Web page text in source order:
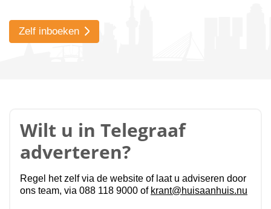
Zelf inboeken
Wilt u in Telegraaf
adverteren?
Regel het zelf via de website of laat u adviseren door
ons team, via 088 118 9000 of krant@huisaanhuis.nu